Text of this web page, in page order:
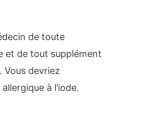
de toute
et de tout supplément
Vous devriez
à l’iode.